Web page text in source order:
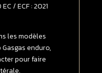
/ ECF : 2021
les modèles
enduro,
pour faire